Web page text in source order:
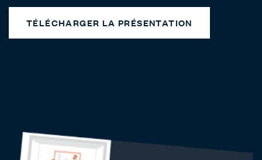
TÉLÉCHARGER LA PRÉSENTATION